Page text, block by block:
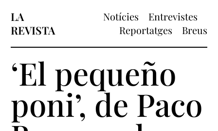
LA
REVISTA
Notícies
Entrevistes
Reportatges
Breus
‘El pequeño
poni’, de Paco